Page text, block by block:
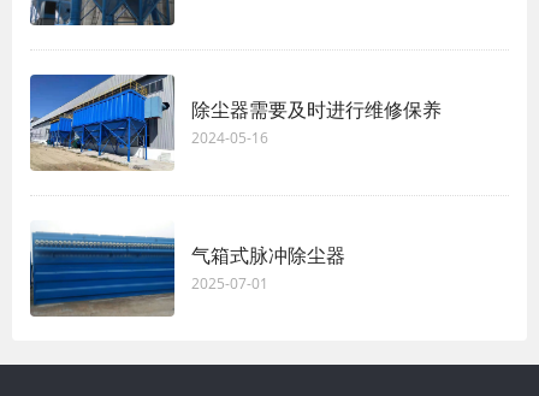
除尘器需要及时进行维修保养
2024-05-16
气箱式脉冲除尘器
2025-07-01